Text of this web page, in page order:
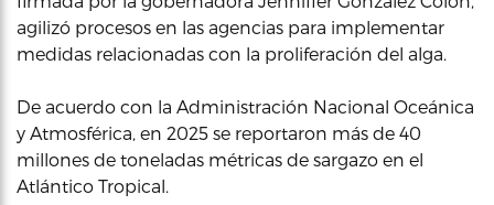
agilizó procesos en las agencias para implementar
medidas relacionadas con la proliferación del alga.
De acuerdo con la Administración Nacional Oceánica
y Atmosférica, en 2025 se reportaron más de 40
millones de toneladas métricas de sargazo en el
Atlántico Tropical.